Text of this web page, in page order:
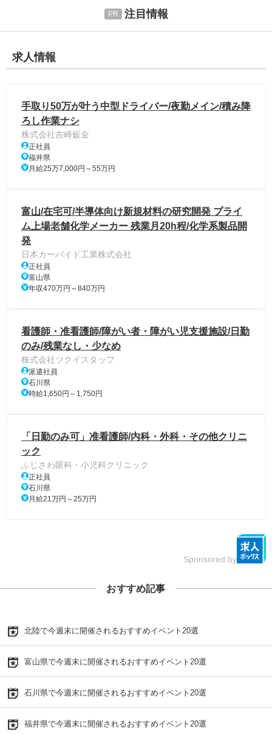
注目情報
求人情報
手取り50万が叶う中型ドライバー/夜勤メイン/積み降
ろし作業ナシ
株式会社吉崎鈑金
正社員
福井県
月給25万7,000円～55万円
富山/在宅可/半導体向け新規材料の研究開発 プライ
ム上場老舗化学メーカー 残業月20h程/化学系製品開
発
日本カーバイド工業株式会社
正社員
富山県
年収470万円～840万円
看護師・准看護師/障がい者・障がい児支援施設/日勤
のみ/残業なし・少なめ
株式会社ツクイスタッフ
派遣社員
石川県
時給1,650円～1,750円
「日勤のみ可」准看護師/内科・外科・その他クリニ
ック
ふじさわ眼科・小児科クリニック
正社員
石川県
月給21万円～25万円
Sponsored by
おすすめ記事
北陸で今週末に開催されるおすすめイベント20選
富山県で今週末に開催されるおすすめイベント20選
石川県で今週末に開催されるおすすめイベント20選
福井県で今週末に開催されるおすすめイベント20選